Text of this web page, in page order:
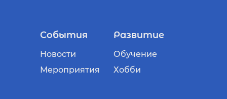
События
Новости
Мероприятия
Развитие
Обучение
Хобби